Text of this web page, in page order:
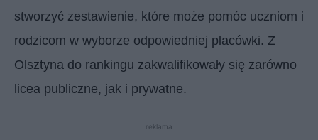
stworzyć zestawienie, które może pomóc uczniom i
rodzicom w wyborze odpowiedniej placówki. Z
Olsztyna do rankingu zakwalifikowały się zarówno
licea publiczne, jak i prywatne.
reklama